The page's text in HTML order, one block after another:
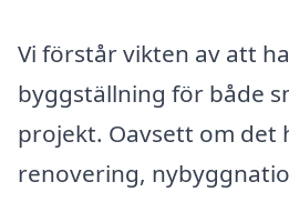
Vi förstår vikten av att
byggställning för både
projekt. Oavsett om det
renovering,